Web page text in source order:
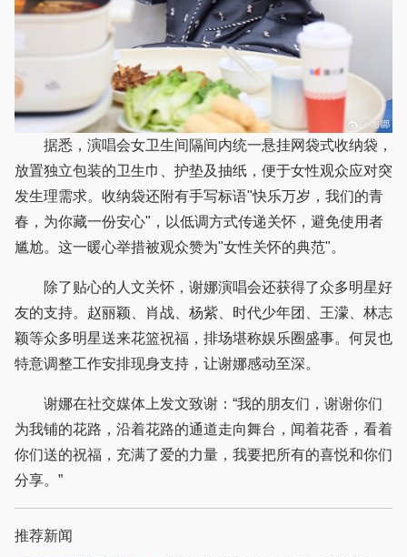
据悉，演唱会女卫生间隔间内统一悬挂网袋式收纳袋，
放置独立包装的卫生巾、护垫及抽纸，便于女性观众应对突
发生理需求。收纳袋还附有手写标语"快乐万岁，我们的青
春，为你藏一份安心"，以低调方式传递关怀，避免使用者
尴尬。这一暖心举措被观众赞为"女性关怀的典范"。
除了贴心的人文关怀，谢娜演唱会还获得了众多明星好
友的支持。赵丽颖、肖战、杨紫、时代少年团、王濛、林志
颖等众多明星送来花篮祝福，排场堪称娱乐圈盛事。何炅也
特意调整工作安排现身支持，让谢娜感动至深。
谢娜在社交媒体上发文致谢：“我的朋友们，谢谢你们
为我铺的花路，沿着花路的通道走向舞台，闻着花香，看着
你们送的祝福，充满了爱的力量，我要把所有的喜悦和你们
分享。”
推荐新闻